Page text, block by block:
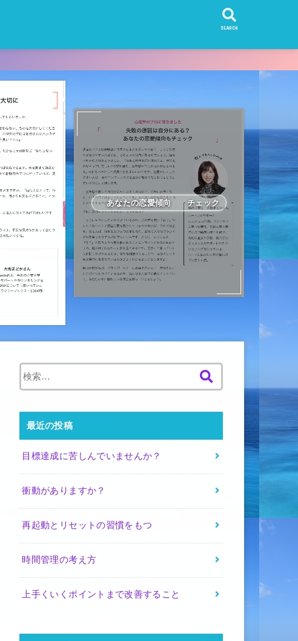
SEARCH
あなたの恋愛傾向 チェック
索
最近の投稿
目標達成に苦しんでいませんか？
衝動がありますか？
再起動とリセットの習慣をもつ
時間管理の考え方
上手くいくポイントまで改善すること